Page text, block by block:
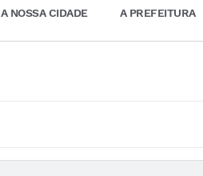
A NOSSA CIDADE A PREFEITURA